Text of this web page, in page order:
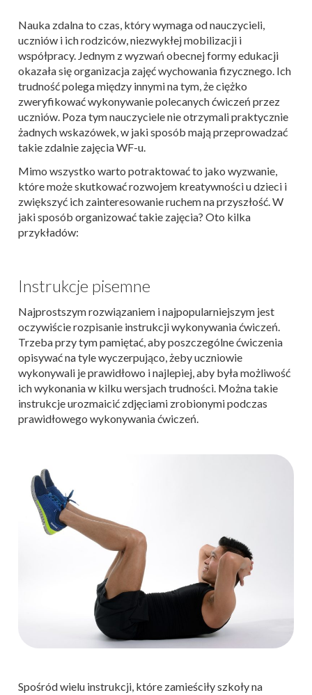
Nauka zdalna to czas, który wymaga od nauczycieli,
uczniów i ich rodziców, niezwykłej mobilizacji i
współpracy. Jednym z wyzwań obecnej formy edukacji
okazała się organizacja zajęć wychowania fizycznego. Ich
trudność polega między innymi na tym, że ciężko
zweryfikować wykonywanie polecanych ćwiczeń przez
uczniów. Poza tym nauczyciele nie otrzymali praktycznie
żadnych wskazówek, w jaki sposób mają przeprowadzać
takie zdalnie zajęcia WF-u.
Mimo wszystko warto potraktować to jako wyzwanie,
które może skutkować rozwojem kreatywności u dzieci i
zwiększyć ich zainteresowanie ruchem na przyszłość. W
jaki sposób organizować takie zajęcia? Oto kilka
przykładów:
Instrukcje pisemne
Najprostszym rozwiązaniem i najpopularniejszym jest
oczywiście rozpisanie instrukcji wykonywania ćwiczeń.
Trzeba przy tym pamiętać, aby poszczególne ćwiczenia
opisywać na tyle wyczerpująco, żeby uczniowie
wykonywali je prawidłowo i najlepiej, aby była możliwość
ich wykonania w kilku wersjach trudności. Można takie
instrukcje urozmaicić zdjęciami zrobionymi podczas
prawidłowego wykonywania ćwiczeń.
Spośród wielu instrukcji, które zamieściły szkoły na